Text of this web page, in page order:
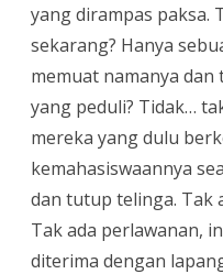
yang dirampas paksa.
sekarang? Hanya
memuat namanya dan
yang peduli? Tidak…
mereka yang dulu
kemahasiswaannya
dan tutup telinga. Tak
Tak ada perlawanan,
diterima dengan